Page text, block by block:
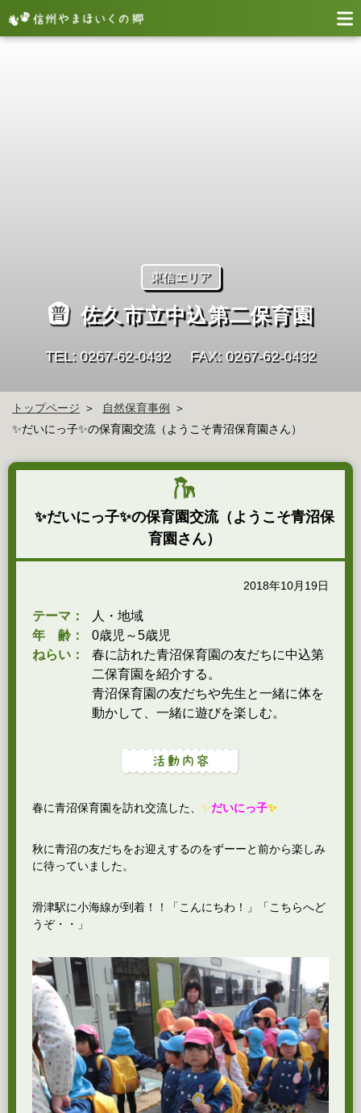
東信エリア
佐久市立中込第二保育園
TEL: 0267-62-0432 FAX: 0267-62-0432
トップページ
自然保育事例
✨だいにっ子✨の保育園交流（ようこそ青沼保育園さん）
✨だいにっ子✨の保育園交流（ようこそ青沼保
育園さん）
2018年10月19日
テーマ：
人・地域
年 齢：
0歳児～5歳児
ねらい：
春に訪れた青沼保育園の友だちに中込第
二保育園を紹介する。
青沼保育園の友だちや先生と一緒に体を
動かして、一緒に遊びを楽しむ。
春に青沼保育園を訪れ交流した、 ✨だいにっ子✨
秋に青沼の友だちをお迎えするのをずーーと前から楽しみ
に待っていました。
滑津駅に小海線が到着！！「こんにちわ！」「こちらへど
うぞ・・」